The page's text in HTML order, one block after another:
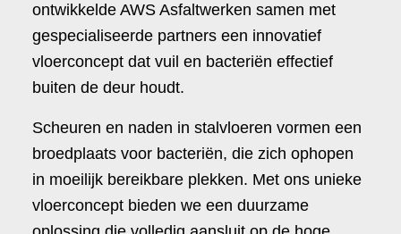
ontwikkelde AWS Asfaltwerken samen met
gespecialiseerde partners een innovatief
vloerconcept dat vuil en bacteriën effectief
buiten de deur houdt.
Scheuren en naden in stalvloeren vormen een
broedplaats voor bacteriën, die zich ophopen
in moeilijk bereikbare plekken. Met ons unieke
vloerconcept bieden we een duurzame